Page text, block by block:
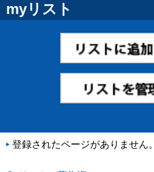
myリスト
登録されたページがありません。